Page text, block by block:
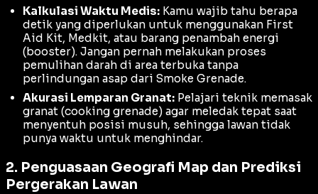
Kalkulasi Waktu Medis: Kamu wajib tahu berapa
detik yang diperlukan untuk menggunakan First
Aid Kit, Medkit, atau barang penambah energi
(booster). Jangan pernah melakukan proses
pemulihan darah di area terbuka tanpa
perlindungan asap dari Smoke Grenade.
Akurasi Lemparan Granat: Pelajari teknik memasak
granat (cooking grenade) agar meledak tepat saat
menyentuh posisi musuh, sehingga lawan tidak
punya waktu untuk menghindar.
2. Penguasaan Geografi Map dan Prediksi
Pergerakan Lawan